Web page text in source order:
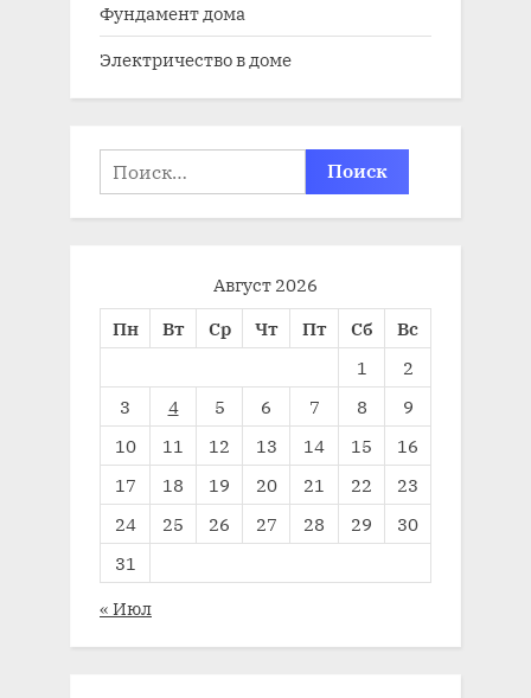
Фундамент дома
Электричество в доме
Найти:
Август 2026
Пн
Вт Ср Чт Пт Сб
Вс
1
2
3
4 5 6 7 8
9
10
11 12 13 14 15
16
17
18 19 20 21 22
23
24
25 26 27 28 29
30
31
« Июл